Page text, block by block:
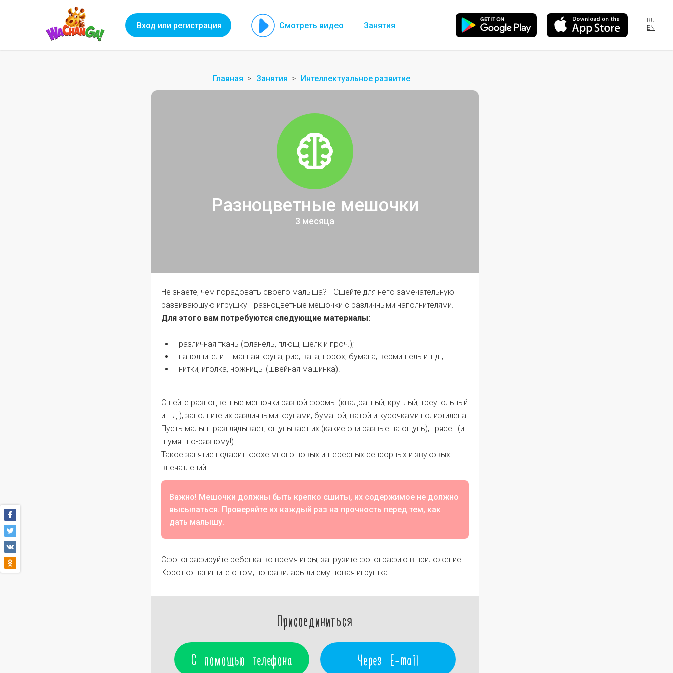
Вход или регистрация Смотреть видео Занятия
RU
EN
Главная Занятия Интеллектуальное развитие
Разноцветные мешочки
3 месяца
Не знаете, чем порадовать своего малыша? - Сшейте для него замечательную
развивающую игрушку - разноцветные мешочки с различными наполнителями.
Для этого вам потребуются следующие материалы:
различная ткань (фланель, плюш, шёлк и проч.);
наполнители – манная крупа, рис, вата, горох, бумага, вермишель и т.д.;
нитки, иголка, ножницы (швейная машинка).
Сшейте разноцветные мешочки разной формы (квадратный, круглый, треугольный
и т.д.), заполните их различными крупами, бумагой, ватой и кусочками полиэтилена.
Пусть малыш разглядывает, ощупывает их (какие они разные на ощупь), трясет (и
шумят по-разному!).
Такое занятие подарит крохе много новых интересных сенсорных и звуковых
впечатлений.
Важно! Мешочки должны быть крепко сшиты, их содержимое не должно
высыпаться. Проверяйте их каждый раз на прочность перед тем, как
дать малышу.
Сфотографируйте ребенка во время игры, загрузите фотографию в приложение.
Коротко напишите о том, понравилась ли ему новая игрушка.
Присоединиться
С помощью телефона Через E-mail